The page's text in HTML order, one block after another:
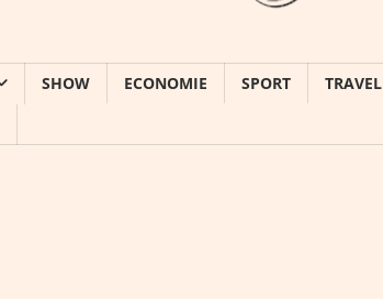
SHOW ECONOMIE SPORT TRAVEL